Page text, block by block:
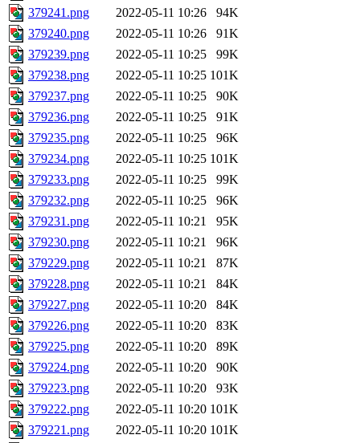
379241.png
2022-05-11 10:26
94K
379240.png
2022-05-11 10:26
91K
379239.png
2022-05-11 10:25
99K
379238.png
2022-05-11 10:25 101K
379237.png
2022-05-11 10:25
90K
379236.png
2022-05-11 10:25
91K
379235.png
2022-05-11 10:25
96K
379234.png
2022-05-11 10:25 101K
379233.png
2022-05-11 10:25
99K
379232.png
2022-05-11 10:25
96K
379231.png
2022-05-11 10:21
95K
379230.png
2022-05-11 10:21
96K
379229.png
2022-05-11 10:21
87K
379228.png
2022-05-11 10:21
84K
379227.png
2022-05-11 10:20
84K
379226.png
2022-05-11 10:20
83K
379225.png
2022-05-11 10:20
89K
379224.png
2022-05-11 10:20
90K
379223.png
2022-05-11 10:20
93K
379222.png
2022-05-11 10:20 101K
379221.png
2022-05-11 10:20 101K